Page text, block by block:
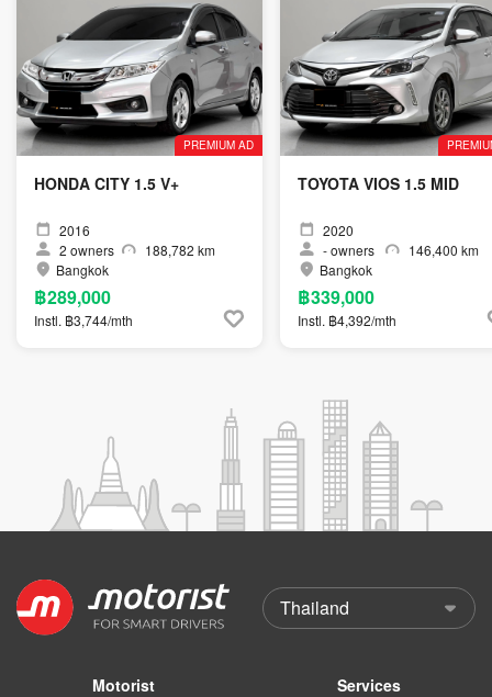
PREMIUM AD
HONDA CITY 1.5 V+
2016
2 owners
188,782 km
Bangkok
฿289,000
Instl. ฿3,744/mth
TOYOTA VIOS 1.5 MID
2020
-owners
146,400 km
Bangkok
฿339,000
Instl. ฿4,392/mth
Motorist
Services